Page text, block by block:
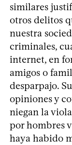
similares
otros delitos
nuestra
criminales,
internet, en
amigos o
desparpajo.
opiniones y
niegan la
por hombres
haya habido